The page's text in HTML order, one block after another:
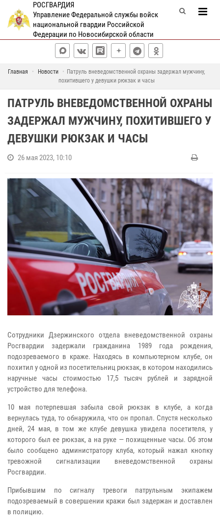
РОСГВАРДИЯ
Управление Федеральной службы войск
национальной гвардии Российской
Федерации по Новосибирской области
Главная Новости
Патруль вневедомственной охраны задержал мужчину,
похитившего у девушки рюкзак и часы
ПАТРУЛЬ ВНЕВЕДОМСТВЕННОЙ ОХРАНЫ
ЗАДЕРЖАЛ МУЖЧИНУ, ПОХИТИВШЕГО У
ДЕВУШКИ РЮКЗАК И ЧАСЫ
26 мая 2023, 10:10
Сотрудники Дзержинского отдела вневедомственной охраны
Росгвардии задержали гражданина 1989 года рождения,
подозреваемого в краже. Находясь в компьютерном клубе, он
похитил у одной из посетительниц рюкзак, в котором находились
наручные часы стоимостью 17,5 тысяч рублей и зарядной
устройство для телефона.
10 мая потерпевшая забыла свой рюкзак в клубе, а когда
вернулась туда, то обнаружила, что он пропал. Спустя несколько
дней, 24 мая, в том же клубе девушка увидела посетителя, у
которого был ее рюкзак, а на руке — похищенные часы. Об этом
было сообщено администратору клуба, который нажал кнопку
тревожной сигнализации вневедомственной охраны
Росгвардии.
Прибывшим по сигналу тревоги патрульным экипажем
подозреваемый в совершении кражи был задержан и доставлен
в полицию.